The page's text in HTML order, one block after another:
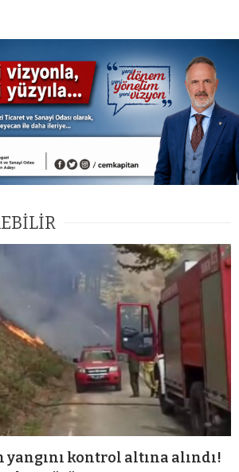
yangını kontrol altına alındı!